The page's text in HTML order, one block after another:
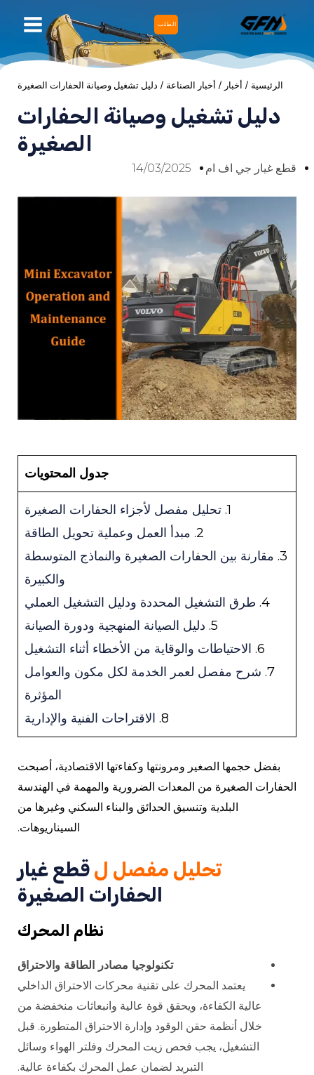
المحتوى
الطلب
الرئيسية / أخبار / أخبار الصناعة / دليل تشغيل وصيانة الحفارات الصغيرة
دليل تشغيل وصيانة الحفارات
الصغيرة
قطع غيار جي اف ام 14/03/2025
جدول المحتويات
1. تحليل مفصل لأجزاء الحفارات الصغيرة
2. مبدأ العمل وعملية تحويل الطاقة
3. مقارنة بين الحفارات الصغيرة والنماذج المتوسطة
والكبيرة
4. طرق التشغيل المحددة ودليل التشغيل العملي
5. دليل الصيانة المنهجية ودورة الصيانة
6. الاحتياطات والوقاية من الأخطاء أثناء التشغيل
7. شرح مفصل لعمر الخدمة لكل مكون والعوامل
المؤثرة
8. الاقتراحات الفنية والإدارية
بفضل حجمها الصغير ومرونتها وكفاءتها الاقتصادية، أصبحت
الحفارات الصغيرة من المعدات الضرورية والمهمة في الهندسة
البلدية وتنسيق الحدائق والبناء السكني وغيرها من
السيناريوهات.
تحليل مفصل ل قطع غيار
الحفارات الصغيرة
نظام المحرك
تكنولوجيا مصادر الطاقة والاحتراق
يعتمد المحرك على تقنية محركات الاحتراق الداخلي
عالية الكفاءة، ويحقق قوة عالية وانبعاثات منخفضة من
خلال أنظمة حقن الوقود وإدارة الاحتراق المتطورة. قبل
التشغيل، يجب فحص زيت المحرك وفلتر الهواء وسائل
التبريد لضمان عمل المحرك بكفاءة عالية.